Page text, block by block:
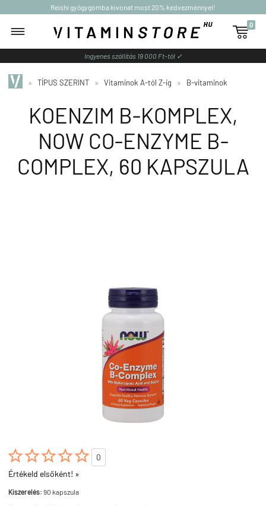
Reishi gyógygomba kivonat most 20% kedvezménnyel!

0
Ingyenes szállítás 19 000 Ft-tól ✓
» TÍPUS SZERINT » Vitaminok A-tól Z-ig » B-vitaminok
KOENZIM B-KOMPLEX,
NOW CO-ENZYME B-
COMPLEX, 60 KAPSZULA

0
Értékeld elsőként! »
Kiszerelés: 90 kapszula